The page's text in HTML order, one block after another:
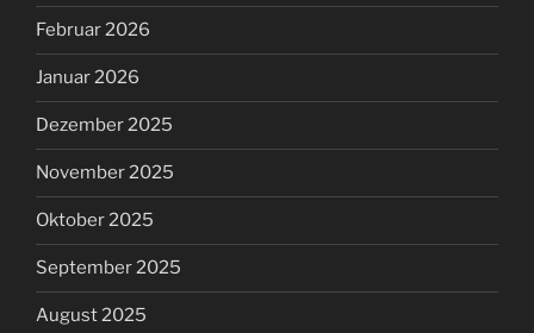
Februar 2026
Januar 2026
Dezember 2025
November 2025
Oktober 2025
September 2025
August 2025